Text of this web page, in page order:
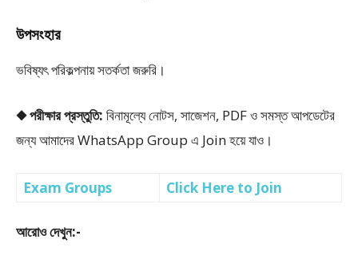
উপসংহার
ভবিষ্যৎ পরিকল্পনায় সতর্কতা জরুরি।
◆ পরীক্ষার প্রস্তুতি: বিনামূল্যে নোটস, সাজেশন, PDF ও সমস্ত আপডেটের
জন্য আমাদের WhatsApp Group এ Join হয়ে যাও।
Exam Groups Click Here to Join
আরোও দেখুন:-